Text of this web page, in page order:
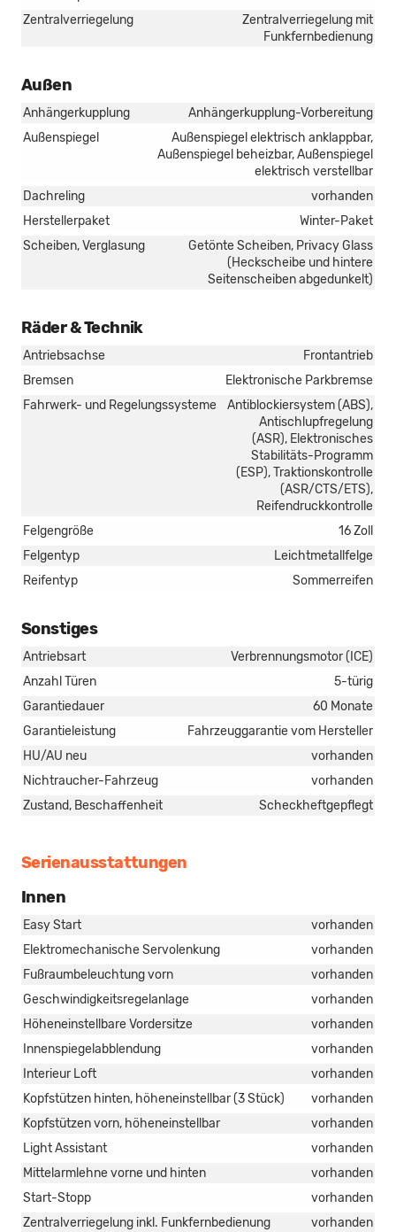
Zentralverriegelung
Zentralverriegelung mit
Funkfernbedienung
Außen
Anhängerkupplung
Anhängerkupplung-Vorbereitung
Außenspiegel
Außenspiegel elektrisch anklappbar,
Außenspiegel beheizbar, Außenspiegel
elektrisch verstellbar
Dachreling
vorhanden
Herstellerpaket
Winter-Paket
Scheiben, Verglasung
Getönte Scheiben, Privacy Glass
(Heckscheibe und hintere
Seitenscheiben abgedunkelt)
Räder & Technik
Antriebsachse
Frontantrieb
Bremsen
Elektronische Parkbremse
Fahrwerk- und Regelungssysteme
Antiblockiersystem (ABS),
Antischlupfregelung
(ASR), Elektronisches
Stabilitäts-Programm
(ESP), Traktionskontrolle
(ASR/CTS/ETS),
Reifendruckkontrolle
Felgengröße
16 Zoll
Felgentyp
Leichtmetallfelge
Reifentyp
Sommerreifen
Sonstiges
Antriebsart
Verbrennungsmotor (ICE)
Anzahl Türen
5-türig
Garantiedauer
60 Monate
Garantieleistung
Fahrzeuggarantie vom Hersteller
HU/AU neu
vorhanden
Nichtraucher-Fahrzeug
vorhanden
Zustand, Beschaffenheit
Scheckheftgepflegt
Serienausstattungen
Innen
Easy Start
vorhanden
Elektromechanische Servolenkung
vorhanden
Fußraumbeleuchtung vorn
vorhanden
Geschwindigkeitsregelanlage
vorhanden
Höheneinstellbare Vordersitze
vorhanden
Innenspiegelabblendung
vorhanden
Interieur Loft
vorhanden
Kopfstützen hinten, höheneinstellbar (3 Stück)
vorhanden
Kopfstützen vorn, höheneinstellbar
vorhanden
Light Assistant
vorhanden
Mittelarmlehne vorne und hinten
vorhanden
Start-Stopp
vorhanden
Zentralverriegelung inkl. Funkfernbedienung
vorhanden